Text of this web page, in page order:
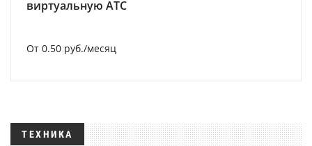
виртуальную АТС
От 0.50 руб./месяц
ТЕХНИКА